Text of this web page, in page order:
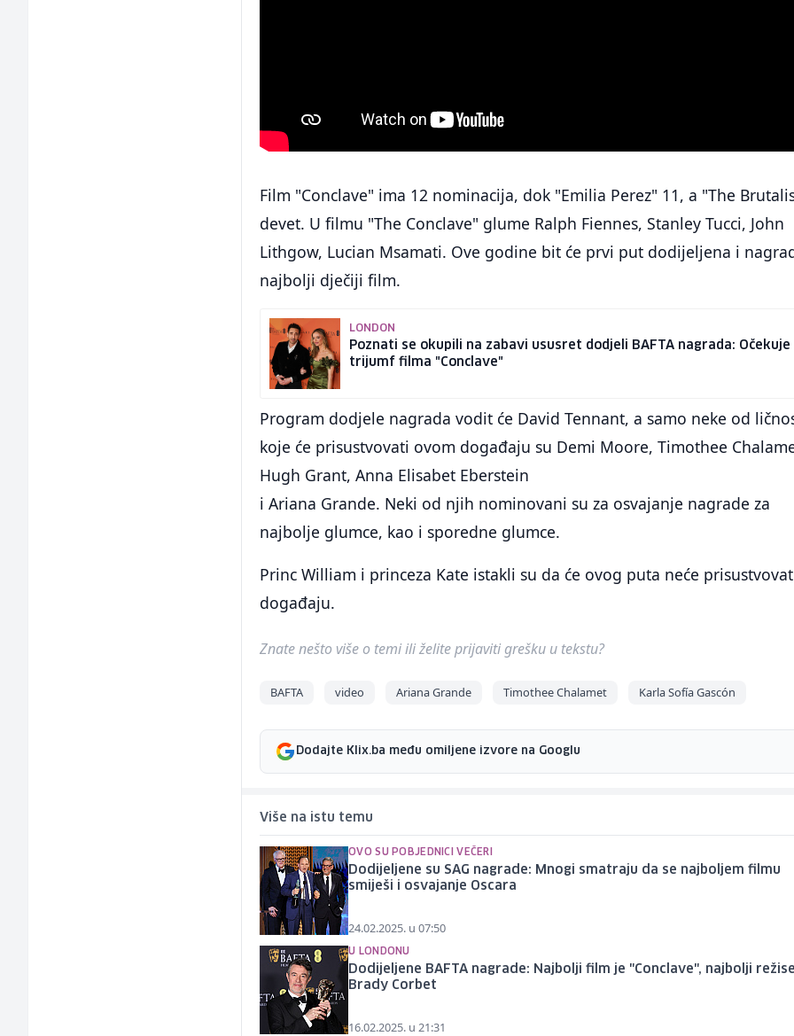
Film "Conclave" ima 12 nominacija, dok "Emilia Perez" 11, a "The
devet. U filmu "The Conclave" glume Ralph Fiennes, Stanley Tucci, John
Lithgow, Lucian Msamati. Ove godine bit će prvi put dodijeljena i
najbolji dječiji film.
LONDON
Poznati se okupili na zabavi ususret dodjeli BAFTA nagrada: Očekuje
trijumf filma "Conclave"
Program dodjele nagrada vodit će David Tennant, a samo neke od
koje će prisustvovati ovom događaju su Demi Moore, Timothee
Hugh Grant, Anna Elisabet Eberstein
i Ariana Grande. Neki od njih nominovani su za osvajanje nagrade za
najbolje glumce, kao i sporedne glumce.
Princ William i princeza Kate istakli su da će ovog puta neće
događaju.
Znate nešto više o temi ili želite prijaviti grešku u tekstu?
BAFTA video Ariana Grande Timothee Chalamet Karla Sofía Gascón
Dodajte Klix.ba među omiljene izvore na Googlu
Više na istu temu
OVO SU POBJEDNICI VEČERI
Dodijeljene su SAG nagrade: Mnogi smatraju da se najboljem filmu
smiješi i osvajanje Oscara
24.02.2025. u 07:50
U LONDONU
Dodijeljene BAFTA nagrade: Najbolji film je "Conclave", najbolji
Brady Corbet
16.02.2025. u 21:31